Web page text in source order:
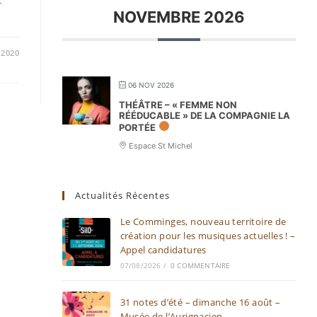
NOVEMBRE 2026
06 NOV 2026
THÉÂTRE – « FEMME NON
RÉÉDUCABLE » DE LA COMPAGNIE LA
PORTÉE
Espace St Michel
Actualités Récentes
Le Comminges, nouveau territoire de
création pour les musiques actuelles ! –
Appel candidatures
07/08/2026 / 0 COMMENTAIRE
31 notes d’été – dimanche 16 août –